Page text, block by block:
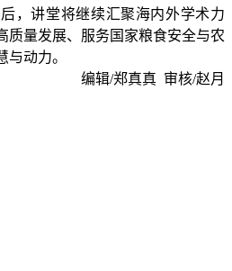
，讲堂将继续汇聚海内外学术力
质量发展、服务国家粮食安全与农
动力。
编辑/郑真真 审核/赵月